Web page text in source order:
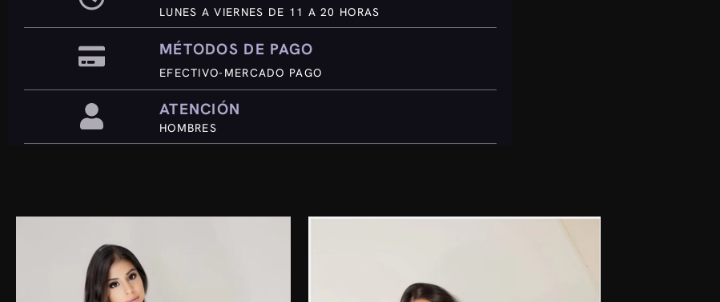
LUNES A VIERNES DE 11 A 20 HORAS
MÉTODOS DE PAGO
EFECTIVO-MERCADO PAGO
ATENCIÓN
HOMBRES